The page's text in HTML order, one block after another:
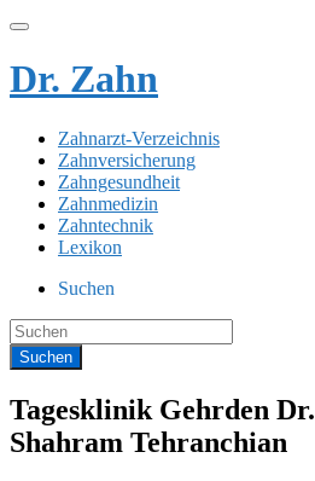
Dr. Zahn
Zahnarzt-Verzeichnis
Zahnversicherung
Zahngesundheit
Zahnmedizin
Zahntechnik
Lexikon
Suchen
Tagesklinik Gehrden Dr.
Shahram Tehranchian